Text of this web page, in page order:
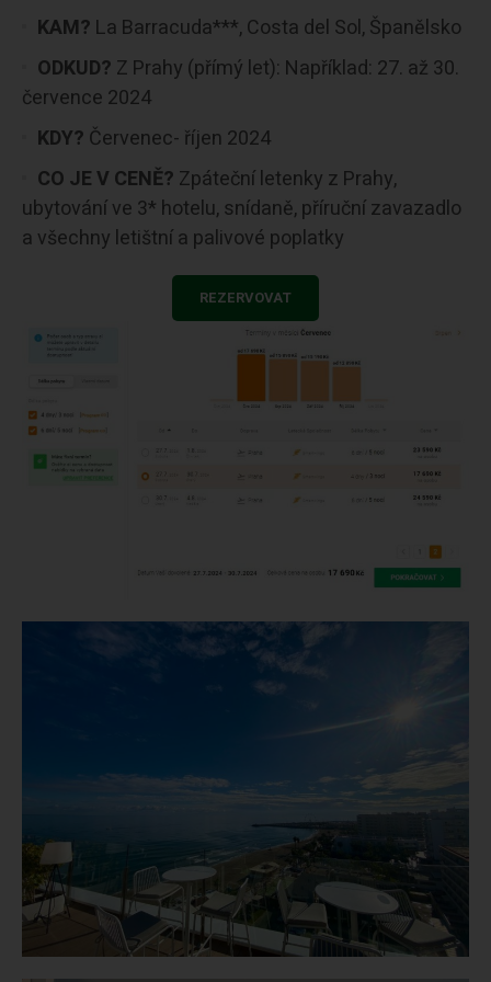
KAM? La Barracuda***, Costa del Sol, Španělsko
ODKUD? Z Prahy (přímý let): Například: 27. až 30.
července 2024
KDY? Červenec- říjen 2024
CO JE V CENĚ? Zpáteční letenky z Prahy,
ubytování ve 3* hotelu, snídaně, příruční zavazadlo
a všechny letištní a palivové poplatky
REZERVOVAT